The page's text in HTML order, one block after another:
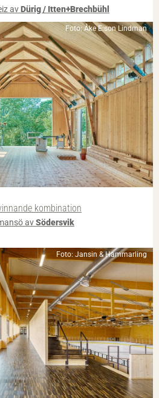
avDürig / Itten+Brechbühl
Foto: Åke E:son Lindman
kombination
avSödersvik
Foto: Jansin & Hammarling